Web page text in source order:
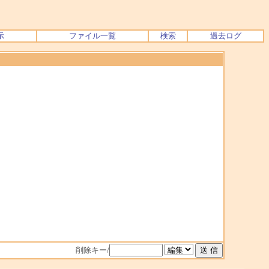
ファイル一覧 検索 過去ログ
削除キー/